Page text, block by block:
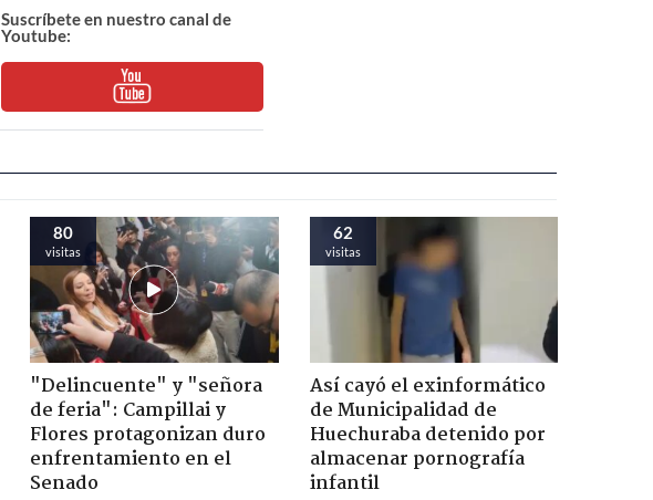
Suscríbete en nuestro canal de
Youtube:
80
visitas
"Delincuente" y "señora
de feria": Campillai y
Flores protagonizan duro
enfrentamiento en el
Senado
62
visitas
Así cayó el exinformático
de Municipalidad de
Huechuraba detenido por
almacenar pornografía
infantil